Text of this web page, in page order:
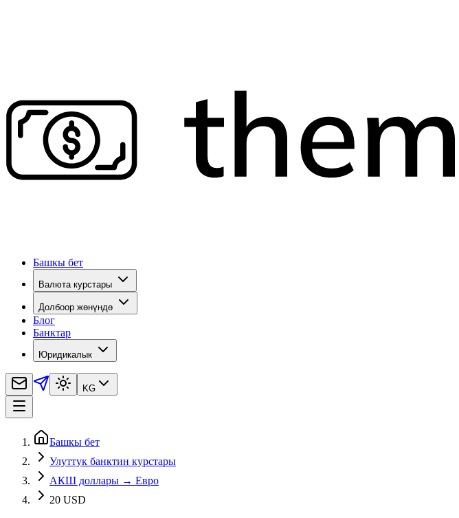
Башкы бет
Валюта курстары
Долбоор жөнүндө
Блог
Банктар
Юридикалык
KG
Башкы бет
Улуттук банктин курстары
АКШ доллары → Евро
20 USD